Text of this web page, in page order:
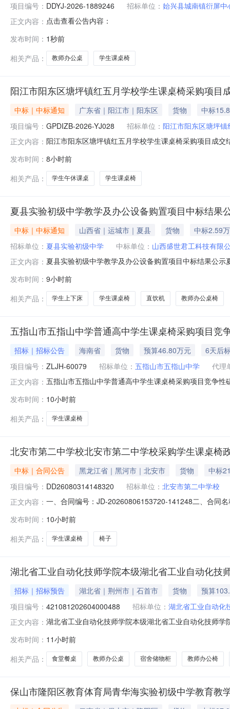
项目编号： DDYJ-2026-1889246 招标单位： 始兴县城南镇衍屏中
正文内容： 点击查看公告内容：
发布时间： 1秒前
相关产品：
教师办公桌 学生课桌椅
阳江市阳东区塘坪镇红五月学校学生课桌椅采购项目
中标｜中标通知 广东省｜阳江市｜阳东区 货物
中标
项目编号： GPDIZB-2026-YJ028 招标单位： 阳江市阳东区塘坪
正文内容： 阳江市阳东区塘坪镇红五月学校学生课桌椅采购项目成
采购标的品牌规格型号数量（单位）单价(元)总价(元)1
发布时间： 8小时前
相关产品：
学生午休课桌 学生课桌椅
夏县实验初级中学教学及办公设备购置项目中标结果
中标｜中标通知 山西省｜运城市｜夏县 货物
中标2.59
招标单位： 夏县实验初级中学 中标单位： 山西盛世君工科技有限
正文内容： 夏县实验初级中学教学及办公设备购置项目中标结果公
序，已确定供货中标单位及价格，现将本次采购项目中
椅、教师宿舍桌椅类运城华运家居科技有限公司67
发布时间： 9小时前
相关产品：
学生上下床 学生课桌椅 直饮机 教师办公桌椅
五指山市五指山中学普通高中学生课桌椅采购项目竞
招标｜招标公告 海南省 货物 预算46.80万元
6天后
项目编号： ZLJH-60079 招标单位： 五指山市五指山中学
代理
正文内容： 五指山市五指山中学普通高中学生课桌椅采购项目竞争
中学普通高中学生课桌椅采购项目；3.采购方式：竞争
发布时间： 10小时前
相关产品：
学生课桌椅
北安市第二中学校北安市第二中学校采购学生课桌椅
中标｜合同公告 黑龙江省｜黑河市｜北安市 货物
中标
项目编号： DD26080314148320 招标单位： 北安市第二中学校
正文内容： 一、合同编号：JD-20260806153720-141248二、合同
市香坊区南直路珠江俊景小区2栋1层4号联系方式：
发布时间： 10小时前
相关产品：
学生课桌椅 椅子
湖北省工业自动化技师学院本级湖北省工业自动化技
招标｜招标预告 湖北省｜荆州市｜石首市 货物
预算
项目编号： 421081202604000488 招标单位： 湖北省工业自动化
正文内容： 湖北省工业自动化技师学院本级湖北省工业自动化技师
况：详见需求公示（二）采购内容及要求：详见需求公
四、
发布时间： 11小时前
相关产品：
食堂餐桌 教师办公桌 宿舍储物柜 教师办公椅
保山市隆阳区教育体育局青华海实验初级中学教育教